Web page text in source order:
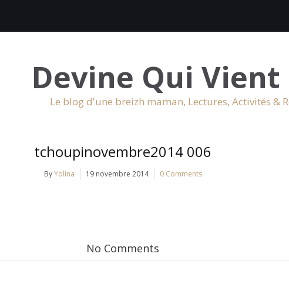
Devine Qui Vient
Le blog d'une breizh maman, Lectures, Activités &
tchoupinovembre2014 006
ByYolina 19 novembre 2014 0 Comments
No Comments